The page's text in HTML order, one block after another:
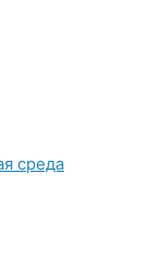
среда